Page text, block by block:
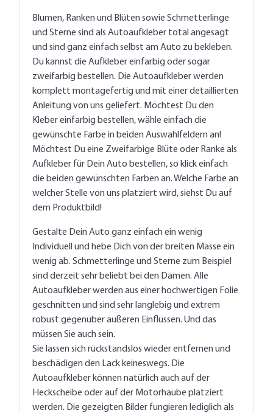
Blumen, Ranken und Blüten sowie Schmetterlinge
und Sterne sind als Autoaufkleber total angesagt
und sind ganz einfach selbst am Auto zu bekleben.
Du kannst die Aufkleber einfarbig oder sogar
zweifarbig bestellen. Die Autoaufkleber werden
komplett montagefertig und mit einer detaillierten
Anleitung von uns geliefert. Möchtest Du den
Kleber einfarbig bestellen, wähle einfach die
gewünschte Farbe in beiden Auswahlfeldern an!
Möchtest Du eine Zweifarbige Blüte oder Ranke als
Aufkleber für Dein Auto bestellen, so klick einfach
die beiden gewünschten Farben an. Welche Farbe an
welcher Stelle von uns platziert wird, siehst Du auf
dem Produktbild!
Gestalte Dein Auto ganz einfach ein wenig
Individuell und hebe Dich von der breiten Masse ein
wenig ab. Schmetterlinge und Sterne zum Beispiel
sind derzeit sehr beliebt bei den Damen. Alle
Autoaufkleber werden aus einer hochwertigen Folie
geschnitten und sind sehr langlebig und extrem
robust gegenüber äußeren Einflüssen. Und das
müssen Sie auch sein.
Sie lassen sich rückstandslos wieder entfernen und
beschädigen den Lack keineswegs. Die
Autoaufkleber können natürlich auch auf der
Heckscheibe oder auf der Motorhaube platziert
werden. Die gezeigten Bilder fungieren lediglich als